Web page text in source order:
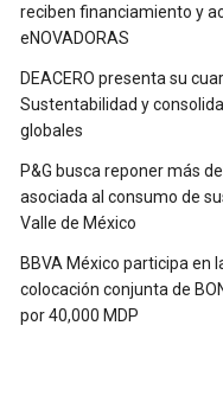
reciben financiamiento y
eNOVADORAS
DEACERO presenta su
Sustentabilidad y
globales
P&G busca reponer más
asociada al consumo de
Valle de México
BBVA México participa en
colocación conjunta de
por 40,000 MDP